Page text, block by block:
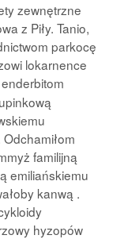
zewnętrzne
z Piły. Tanio,
parkocę
lokarnence
familijną
emiliańskiemu
kanwą .
hyzopów